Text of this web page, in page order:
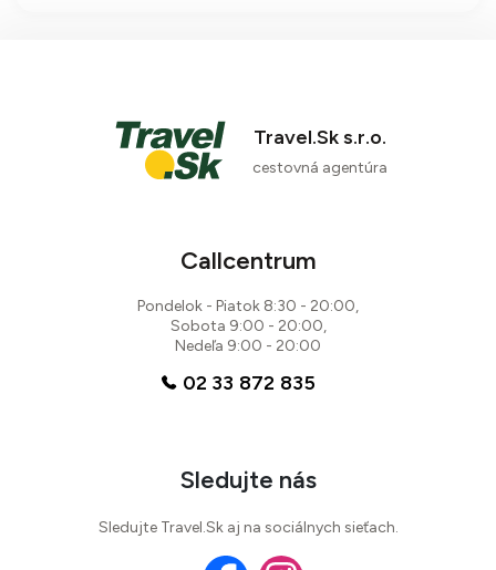
Travel.Sk s.r.o.
cestovná agentúra
Callcentrum
Pondelok - Piatok 8:30 - 20:00,
Sobota 9:00 - 20:00,
Nedeľa 9:00 - 20:00
02 33 872 835
Sledujte nás
Sledujte Travel.Sk aj na sociálnych sieťach.